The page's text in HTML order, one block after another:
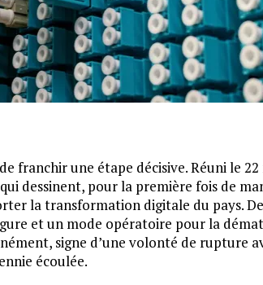
franchir une étape décisive. Réuni le 22
dessinent, pour la première fois de
la transformation digitale du pays.
et un mode opératoire pour la
signe d’une volonté de rupture
écoulée.